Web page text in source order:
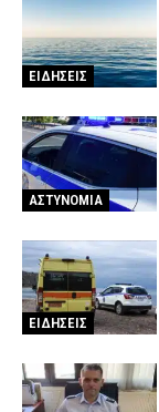
Παλαιό Φάληρο:
Εκκενώνεται
ΕΙΔΗΣΕΙΣ 7
ΕΙΔΗΣΕΙΣ
ΑΣΤΥΝΟΜΙΑ
ΕΙΔΗΣΕΙΣ